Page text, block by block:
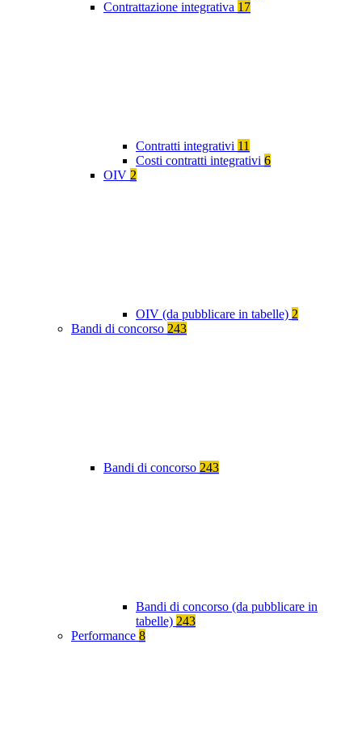
Contrattazione integrativa 17
Contratti integrativi 11
Costi contratti integrativi 6
OIV 2
OIV (da pubblicare in tabelle) 2
Bandi di concorso 243
Bandi di concorso 243
Bandi di concorso (da pubblicare in
tabelle) 243
Performance 8